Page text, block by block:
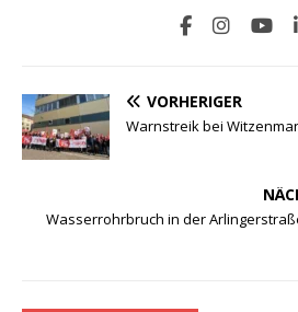
VORHERIGER
Warnstreik bei
Wasserrohrbruch in der